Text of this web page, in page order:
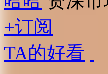
+订阅
TA的好看